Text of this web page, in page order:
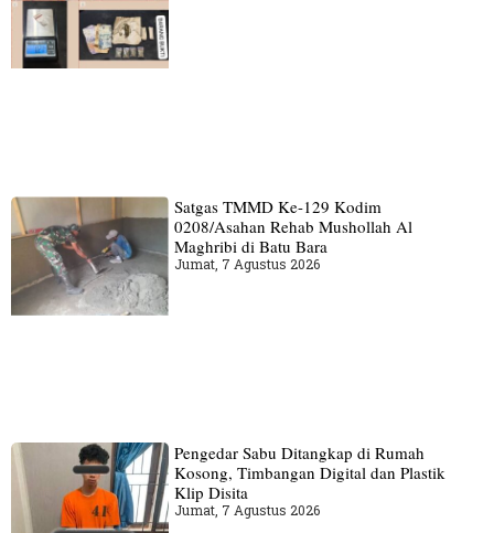
Satgas TMMD Ke-129 Kodim
0208/Asahan Rehab Mushollah Al
Maghribi di Batu Bara
Jumat, 7 Agustus 2026
Pengedar Sabu Ditangkap di Rumah
Kosong, Timbangan Digital dan Plastik
Klip Disita
Jumat, 7 Agustus 2026